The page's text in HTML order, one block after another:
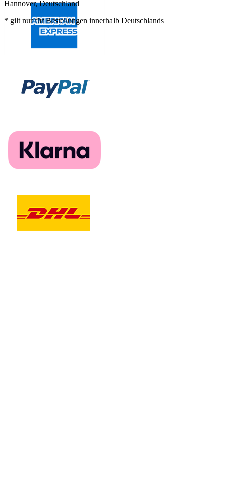
Hannover, Deutschland
* gilt nur für Bestellungen innerhalb Deutschlands